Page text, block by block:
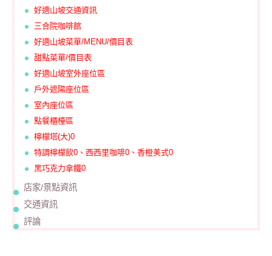
好適山坡交通資訊
三合院咖啡館
好適山坡菜單/MENU/價目表
甜點菜單/價目表
好適山坡室外座位區
戶外遮陽座位區
室內座位區
點餐櫃檯區
檸檬塔(大)0
特調檸檬飲0、西西里咖啡0、香橙美式0
黑巧克力拿鐵0
店家/景點資訊
交通資訊
評論